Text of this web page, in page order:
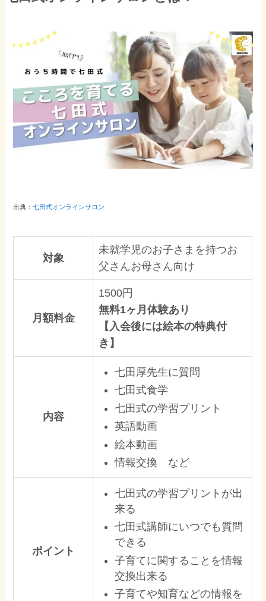
出典：七田式オンラインサロン
対象
未就学児のお子さまを持つお
父さんお母さん向け
月額料金
1500円
無料1ヶ月体験あり
【入会後には絵本の特典付
き】
内容
七田厚先生に質問
七田式食学
七田式の学習プリント
英語動画
絵本動画
情報交換 など
ポイント
七田式の学習プリントが出
来る
七田式講師にいつでも質問
できる
子育てに関することを情報
交換出来る
子育てや知育などの情報を